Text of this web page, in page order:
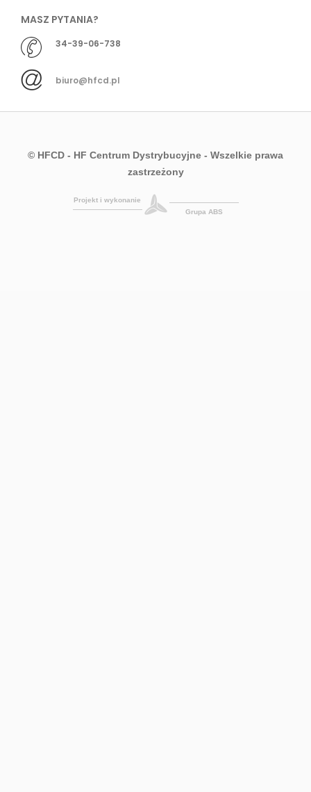
MASZ PYTANIA?
34-39-06-738
biuro@hfcd.pl
© HFCD - HF Centrum Dystrybucyjne - Wszelkie prawa
zastrzeżony
Projekt i wykonanie
Grupa ABS